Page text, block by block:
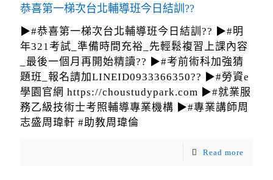
恭喜第一梯次台北輔導班今日結訓??
▶#恭喜第一梯次台北輔導班今日結訓?? ▶#明
年321考試_準備時間充裕_先輕鬆複習上課內容
_最後一個月再開始精讀?? ▶#考前術科加強猜
題班_報名請加LINEID0933366350?? ▶#勞資e
學園官網 https://choustudypark.com ▶#就業服
務乙級技術士考照輔導專業機構 ▶#專業講師周
志盛周瑋軒 #助教周瑋倫
Read more